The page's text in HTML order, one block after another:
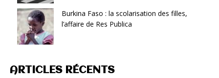
Burkina Faso : la scolarisation des filles,
l’affaire de Res Publica
ARTICLES RÉCENTS